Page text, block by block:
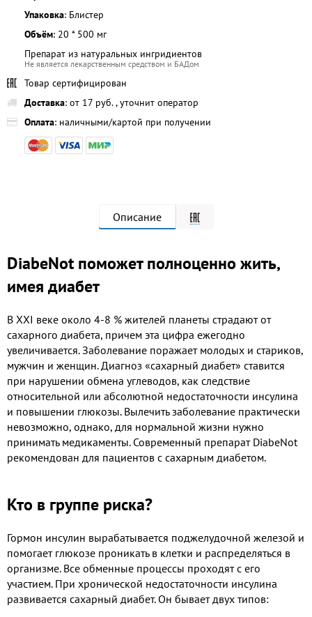
Упаковка: Блистер
Объём: 20 * 500 мг
Препарат из натуральных ингридиентов
Не является лекарственным средством и БАДом
Товар сертифицирован
Доставка: от 17 руб. , уточнит оператор
Оплата: наличными/картой при получении
Описание
DiabeNot поможет полноценно жить,
имея диабет
В XXI веке около 4-8 % жителей планеты страдают от
сахарного диабета, причем эта цифра ежегодно
увеличивается. Заболевание поражает молодых и стариков,
мужчин и женщин. Диагноз «сахарный диабет» ставится
при нарушении обмена углеводов, как следствие
относительной или абсолютной недостаточности инсулина
и повышении глюкозы. Вылечить заболевание практически
невозможно, однако, для нормальной жизни нужно
принимать медикаменты. Современный препарат DiabeNot
рекомендован для пациентов с сахарным диабетом.
Кто в группе риска?
Гормон инсулин вырабатывается поджелудочной железой и
помогает глюкозе проникать в клетки и распределяться в
организме. Все обменные процессы проходят с его
участием. При хронической недостаточности инсулина
развивается сахарный диабет. Он бывает двух типов: